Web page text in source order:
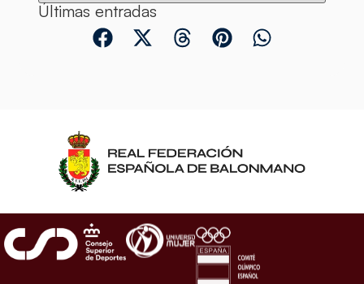
Últimas entradas